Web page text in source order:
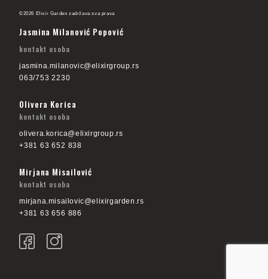
©2026 Elixir Garden zadržava sva prava
Jasmina Milanović Popović
kontakt osoba
jasmina.milanovic@elixirgroup.rs
063/753 2230
Olivera Korica
kontakt osoba
olivera.korica@elixirgroup.rs
+381 63 652 838
Mirjana Misailović
kontakt osoba
mirjana.misailovic@elixirgarden.rs
+381 63 656 886